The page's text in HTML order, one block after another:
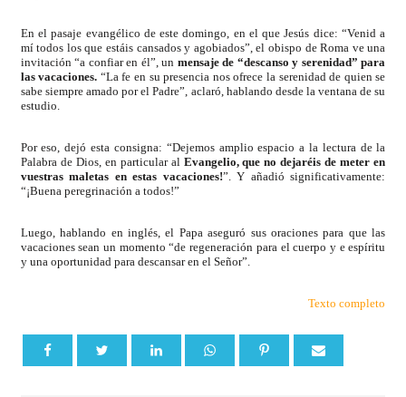
En el pasaje evangélico de este domingo, en el que Jesús dice: “Venid a
mí todos los que estáis cansados y agobiados”, el obispo de Roma ve una
invitación “a confiar en él”, un mensaje de “descanso y serenidad” para
las vacaciones. “La fe en su presencia nos ofrece la serenidad de quien se
sabe siempre amado por el Padre”, aclaró, hablando desde la ventana de su
estudio.
Por eso, dejó esta consigna: “Dejemos amplio espacio a la lectura de la
Palabra de Dios, en particular al Evangelio, que no dejaréis de meter en
vuestras maletas en estas vacaciones!”. Y añadió significativamente:
“¡Buena peregrinación a todos!”
Luego, hablando en inglés, el Papa aseguró sus oraciones para que las
vacaciones sean un momento “de regeneración para el cuerpo y e espíritu
y una oportunidad para descansar en el Señor”.
Texto completo